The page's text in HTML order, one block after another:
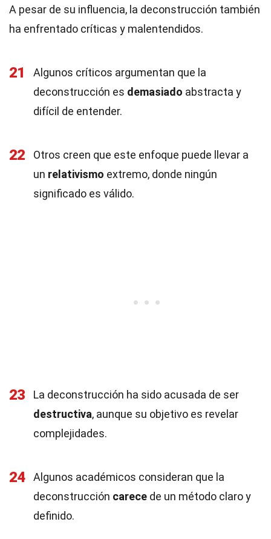
A pesar de su influencia, la deconstrucción también
ha enfrentado críticas y malentendidos.
21
Algunos críticos argumentan que la
deconstrucción es demasiado abstracta y
difícil de entender.
22
Otros creen que este enfoque puede llevar a
un relativismo extremo, donde ningún
significado es válido.
23
La deconstrucción ha sido acusada de ser
destructiva, aunque su objetivo es revelar
complejidades.
24
Algunos académicos consideran que la
deconstrucción carece de un método claro y
definido.